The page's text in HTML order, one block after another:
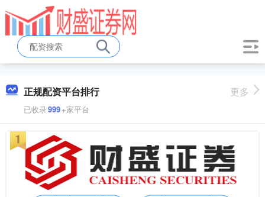
正规配资平台排行
已收录999+家平台
更多